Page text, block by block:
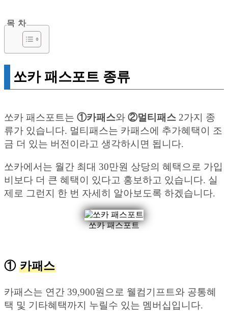
목 차
쏘카 패스포트 종류
쏘카 패스포트는 ①카패스와 ②멀티패스 2가지 종
류가 있습니다. 멀티패스는 카패스에 추가혜택이 조
금 더 있는 버전이라고 생각하시면 됩니다.
쏘카에서는 월간 최대 30만원 상당의 혜택으로 가입
비보다 더 큰 혜택이 있다고 홍보하고 있습니다. 실
제로 그런지 한 번 자세히 알아보도록 하겠습니다.
쏘카 패스포트
① 카패스
카패스는 연간 39,900원으로 웰컴기프트와 공통혜
택 및 기타혜택까지 누릴수 있는 멤버십입니다.